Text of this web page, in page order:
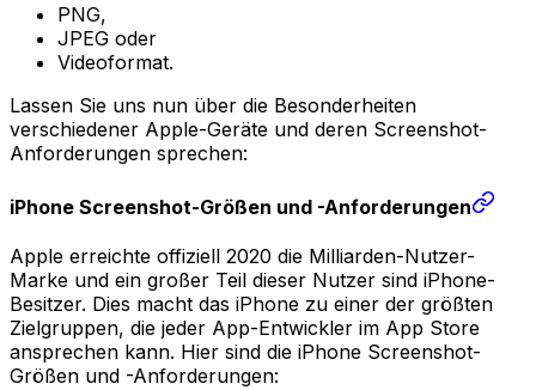
PNG,
JPEG oder
Videoformat.
Lassen Sie uns nun über die Besonderheiten
verschiedener Apple-Geräte und deren Screenshot-
Anforderungen sprechen:
iPhone Screenshot-Größen und -Anforderungen
Apple erreichte offiziell 2020 die Milliarden-Nutzer-
Marke und ein großer Teil dieser Nutzer sind iPhone-
Besitzer. Dies macht das iPhone zu einer der größten
Zielgruppen, die jeder App-Entwickler im App Store
ansprechen kann. Hier sind die iPhone Screenshot-
Größen und -Anforderungen: